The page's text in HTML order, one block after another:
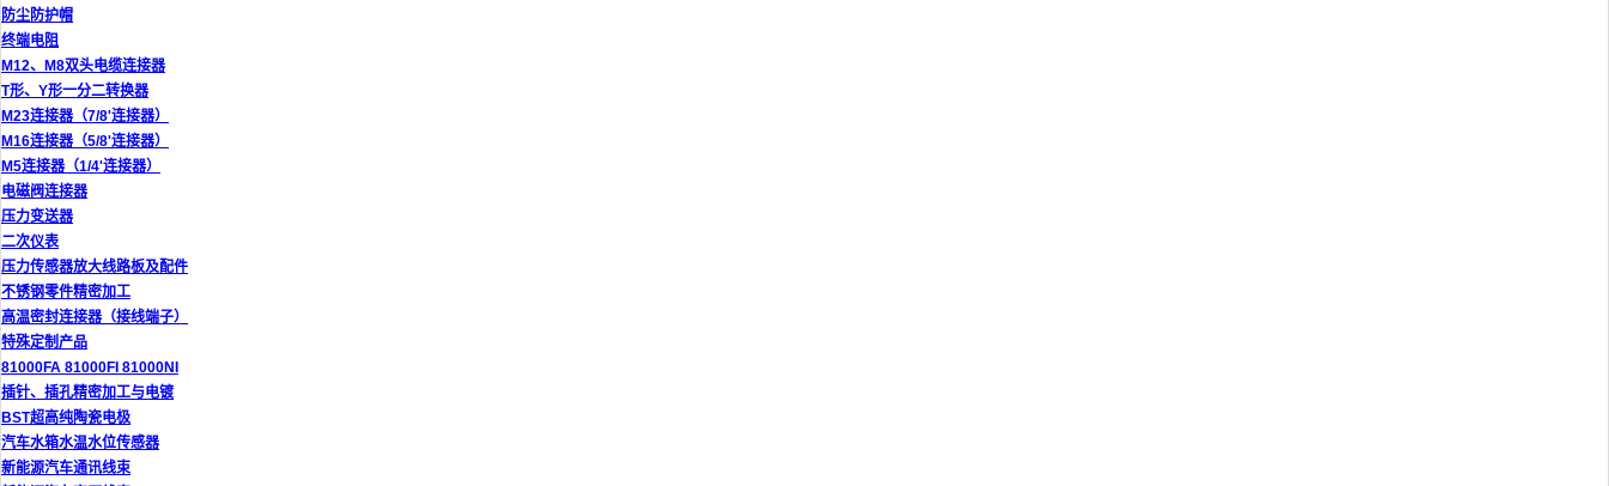
防尘防护帽
终端电阻
M12、M8双头电缆连接器
T形、Y形一分二转换器
M23连接器（7/8'连接器）
M16连接器（5/8'连接器）
M5连接器（1/4'连接器）
电磁阀连接器
压力变送器
二次仪表
压力传感器放大线路板及配件
不锈钢零件精密加工
高温密封连接器（接线端子）
特殊定制产品
81000FA 81000FI 81000NI
插针、插孔精密加工与电镀
BST超高纯陶瓷电极
汽车水箱水温水位传感器
新能源汽车通讯线束